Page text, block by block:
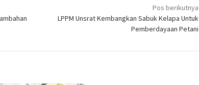
Pos berikutnya
LPPM Unsrat Kembangkan Sabuk Kelapa Untuk
Pemberdayaan Petani